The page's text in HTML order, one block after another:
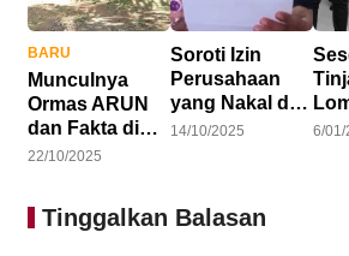
BARU
Munculnya
Ormas ARUN
dan Fakta di
Balik Konflik
22/10/2025
Soroti Izin
Perusahaan
yang Nakal di
Ketapang,
Tanggung
14/10/2025 6/01/
Tinggalkan Balasan